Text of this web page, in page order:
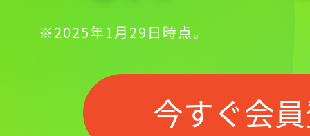
※2025年1月29日時点。
今すぐ会